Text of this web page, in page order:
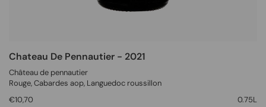
Chateau De Pennautier - 2021
Château de pennautier
Rouge, Cabardes aop, Languedoc roussillon
€10,70
0.75L